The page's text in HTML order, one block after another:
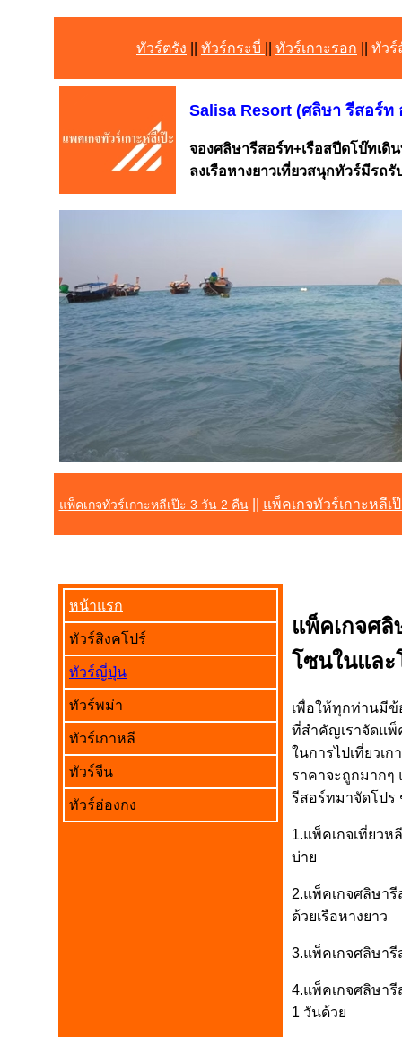
ทัวร์ตรัง ทัวร์กระบี่ ทัวร์เกาะรอก ทัวร์
Salisa Resort (ศลิษา รีสอร์ท
จองศลิษารีสอร์ท+เรือสปีดโบ๊ทเดิ
ลงเรือหางยาวเที่ยวสนุกทัวร์มีรถ
แพ็คเกจทัวร์เกาะหลีเป๊ะ 3 วัน 2 คืน|| แพ็คเกจทัวร์เกาะหลีเ
หน้าแรก
ทัวร์สิงคโปร์
ทัวร์ญี่ปุ่น
ทัวร์พม่า
ทัวร์เกาหลี
ทัวร์จีน
ทัวร์ฮ่องกง
แพ็คเกจศลิ
โซนในแล
เพื่อให้ทุกท่านมีข้
ที่สำคัญเราจัดแพ็
ในการไปเที่ยวเ
ราคาจะถูกมากๆ
รีสอร์ทมาจัดโปร
1.แพ็คเกจเที่ยวห
บ่าย
2.แพ็คเกจศลิษา
ด้วยเรือหางยาว
3.แพ็คเกจศลิษา
4.แพ็คเกจศลิษา
1 วันด้วย